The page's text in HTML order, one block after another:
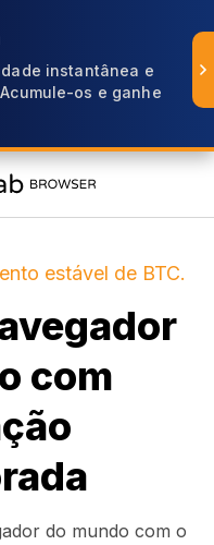
instantânea e
os e ganhe
estável de BTC.
com
do mundo com o